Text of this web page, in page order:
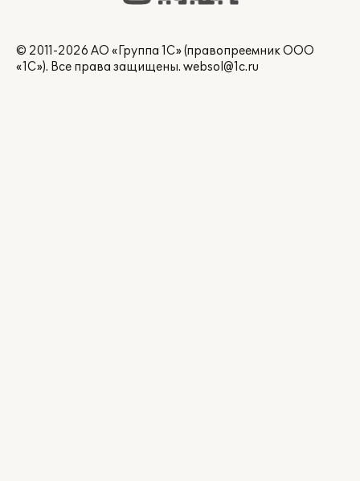
© 2011-2026 АО «Группа 1С» (правопреемник ООО
«1С»). Все права защищены. websol@1c.ru